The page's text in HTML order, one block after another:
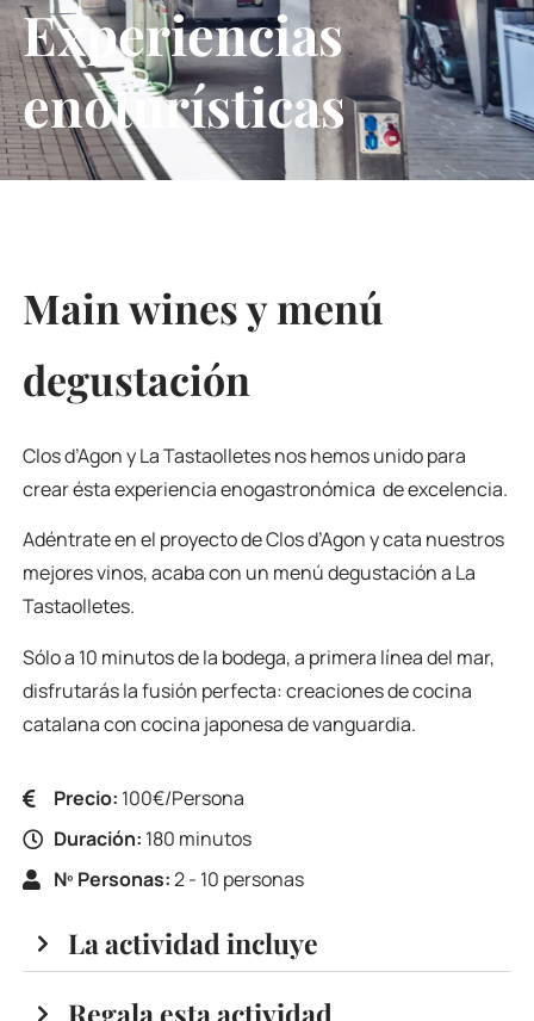
Experiencias
enoturísticas
Main wines y menú
degustación
Clos d’Agon y La Tastaolletes nos hemos unido para
crear ésta experiencia enogastronómica de excelencia.
Adéntrate en el proyecto de Clos d’Agon y cata nuestros
mejores vinos, acaba con un menú degustación a La
Tastaolletes.
Sólo a 10 minutos de la bodega, a primera línea del mar,
disfrutarás la fusión perfecta: creaciones de cocina
catalana con cocina japonesa de vanguardia.
Precio: 100€/Persona
Duración: 180 minutos
Nº Personas:2 - 10 personas
La actividad incluye
Regala esta actividad